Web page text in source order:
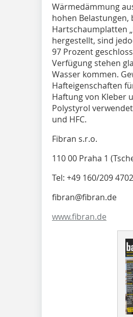
Wärmedämmung
hohen Belastungen,
Hartschaumplatten
hergestellt, sind
97 Prozent
Verfügung stehen
Wasser kommen.
Hafteigenschaften
Haftung von Kleber
Polystyrol
und HFC.
Fibran s.r.o.
110 00 Praha 1
Tel: +49 160/209 4702
fibran@fibran.de
www.fibran.de